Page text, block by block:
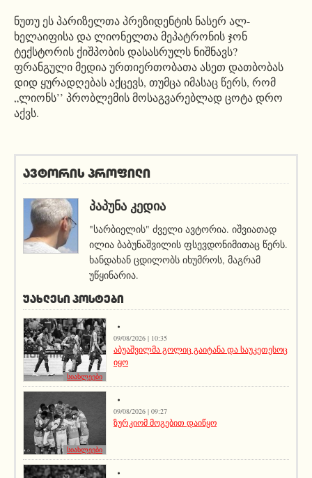
ნუთუ ეს პარიზელთა პრეზიდენტის ნასერ ალ-
ხელაიფისა და ლიონელთა მეპატრონის ჯონ
ტექსტორის ქიშპობის დასასრულს ნიშნავს?
ფრანგული მედია ურთიერთობათა ასეთ დათბობას
დიდ ყურადღებას აქცევს, თუმცა იმასაც წერს, რომ
„ლიონს’’ პრობლემის მოსაგვარებლად ცოტა დრო
აქვს.
ავტორის პროფილი
ᲞᲐᲞᲣᲜᲐ ᲙᲔᲓᲘᲐ
"სარბიელის" ძველი ავტორია. იშვიათად
ილია ბაბუნაშვილის ფსევდონიმითაც წერს.
ხანდახან ცდილობს იხუმროს, მაგრამ
უწყინარია.
ᲣᲐᲮᲚᲔᲡᲘ ᲞᲝᲡᲢᲔᲑᲘ
სიახლეები
09/08/2026 | 10:35
აბუაშვილმა გოლიც გაიტანა და საუკეთესოც
იყო
სიახლეები
09/08/2026 | 09:27
ზურკიომ მოგებით დაიწყო